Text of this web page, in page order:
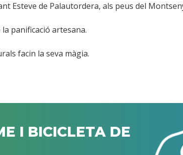
Esteve de Palautordera, als peus del
panificació artesana.
facin la seva màgia.
I BICICLETA DE